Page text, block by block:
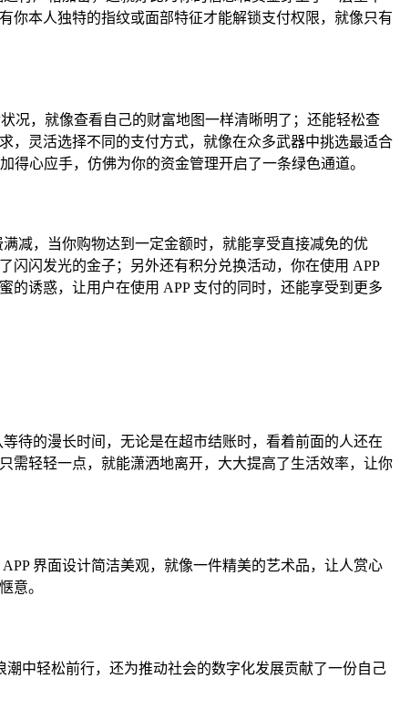
你本人独特的指纹或面部特征才能解锁支付权限，就像只有
况，就像查看自己的财富地图一样清晰明了；还能轻松查
，灵活选择不同的支付方式，就像在众多武器中挑选最适合
心应手，仿佛为你的资金管理开启了一条绿色通道。
减，当你购物达到一定金额时，就能享受直接减免的优
闪闪发光的金子；另外还有积分兑换活动，你在使用 APP
诱惑，让用户在使用 APP 支付的同时，还能享受到更多
待的漫长时间，无论是在超市结账时，看着前面的人还在
需轻轻一点，就能潇洒地离开，大大提高了生活效率，让你
界面设计简洁美观，就像一件精美的艺术品，让人赏心
意。
中轻松前行，还为推动社会的数字化发展贡献了一份自己